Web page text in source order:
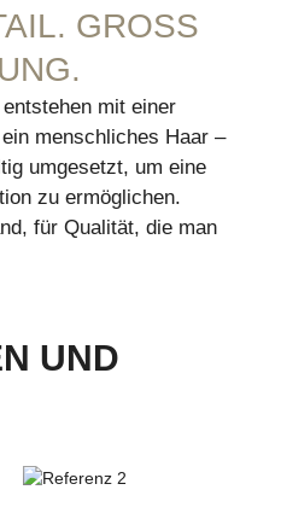
GROSS I
mit einer
menschliches Haar –
umgesetzt, um eine
zu ermöglichen.
für Qualität, die man
UND